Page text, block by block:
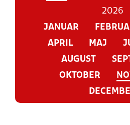
2026
JANUAR
APRIL
MAJ
AUGUST
OKTOBER